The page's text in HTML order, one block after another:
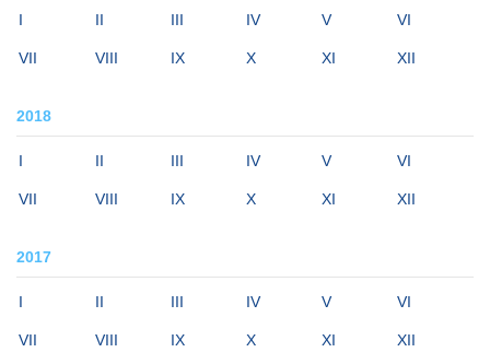
I II III IV V VI
VII VIII IX X XI XII
2018
I II III IV V VI
VII VIII IX X XI XII
2017
I II III IV V VI
VII VIII IX X XI XII